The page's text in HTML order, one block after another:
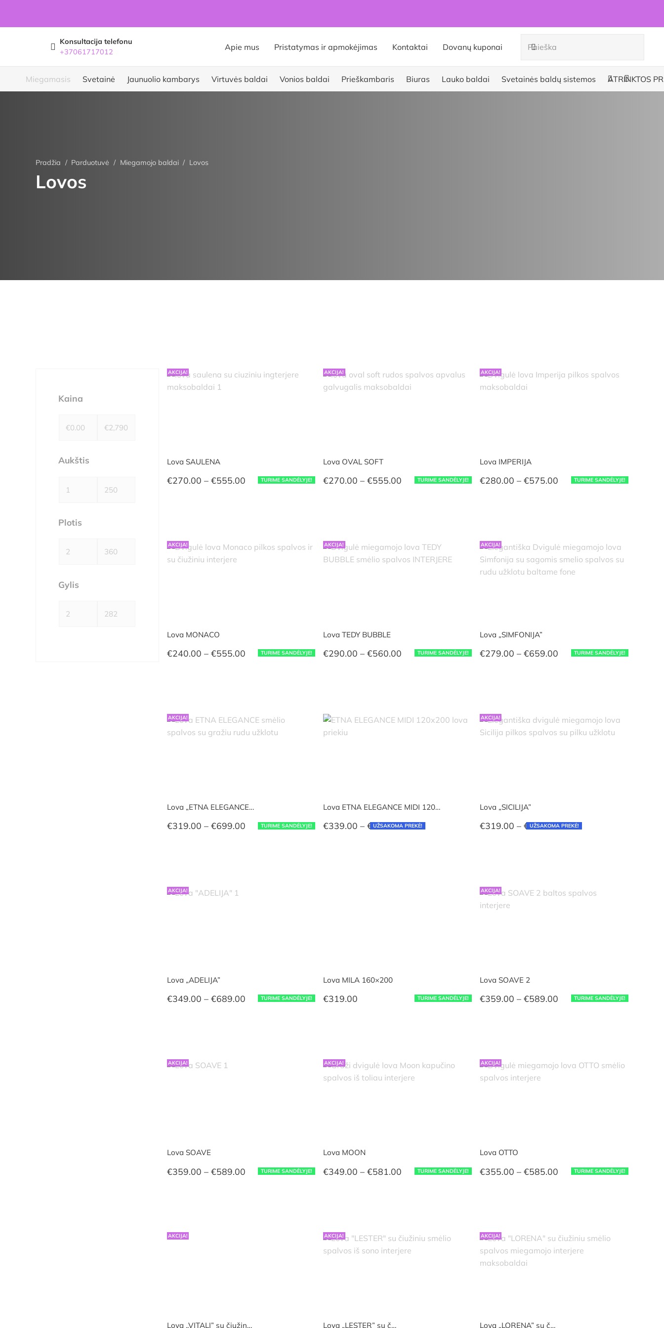
Konsultacija telefonu
+37061717012
Apie mus Pristatymas ir apmokėjimas Kontaktai Dovanų kuponai
Miegamasis Svetainė Jaunuolio kambarys Virtuvės baldai Vonios baldai Prieškambaris Biuras Lauko baldai Svetainės baldų sistemos ATRINKTOS
Pradžia / Parduotuvė / Miegamojo baldai / Lovos
Lovos
Kaina
Aukštis
Plotis
Gylis
AKCIJA!
TURIME SANDĖLYJE!
Lova SAULENA
€270.00 – €555.00Price
AKCIJA!
TURIME SANDĖLYJE!
Lova OVAL SOFT
€270.00 – €555.00 Price
AKCIJA!
TURIME SANDĖLYJE!
Lova IMPERIJA
€280.00 – €575.00 Price
AKCIJA!
TURIME SANDĖLYJE!
Lova MONACO
€240.00 – €555.00Price
AKCIJA!
TURIME SANDĖLYJE!
Lova TEDY BUBBLE
€290.00 – €560.00 Price
AKCIJA!
TURIME SANDĖLYJE!
Lova „SIMFONIJA”
€279.00 – €659.00 Price
AKCIJA!
TURIME SANDĖLYJE!
Lova „ETNA ELEGANCE…
€319.00 – €699.00Price
UŽSAKOMA PREKĖ!
Lova ETNA ELEGANCE MIDI 120…
€339.00 – €549.00Price
AKCIJA!
UŽSAKOMA PREKĖ!
Lova „SICILIJA”
€319.00 – €699.00Price
AKCIJA!
TURIME SANDĖLYJE!
Lova „ADELIJA”
€349.00 – €689.00Price
TURIME SANDĖLYJE!
Lova MILA 160×200
€319.00
AKCIJA!
TURIME SANDĖLYJE!
Lova SOAVE 2
€359.00 – €589.00 Price
AKCIJA!
TURIME SANDĖLYJE!
Lova SOAVE
€359.00 – €589.00Price
AKCIJA!
TURIME SANDĖLYJE!
Lova MOON
€349.00 – €581.00 Price
AKCIJA!
TURIME SANDĖLYJE!
Lova OTTO
€355.00 – €585.00 Price
AKCIJA!
Lova ,,VITALI” su čiužin…
AKCIJA!
Lova „LESTER” su č…
AKCIJA!
Lova „LORENA” su č…